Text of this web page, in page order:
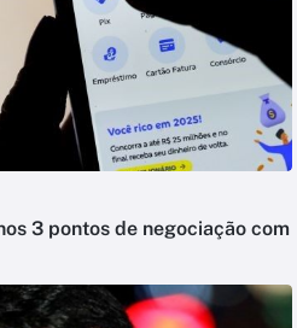
3 pontos de negociação com